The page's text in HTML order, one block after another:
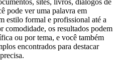
sites, livros, diálogos de
pode ver uma palavra em
estilo formal e profissional até a
comodidade, os resultados podem
ou por tema, e você também
encontrados para destacar